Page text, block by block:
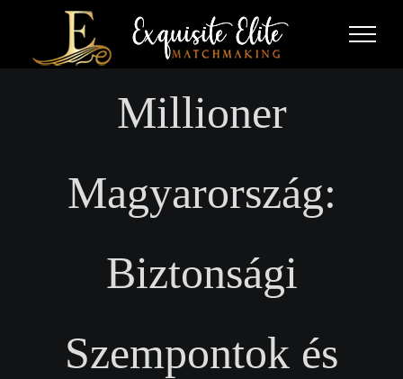
content
Millioner
Magyarország:
Biztonsági
Szempontok és